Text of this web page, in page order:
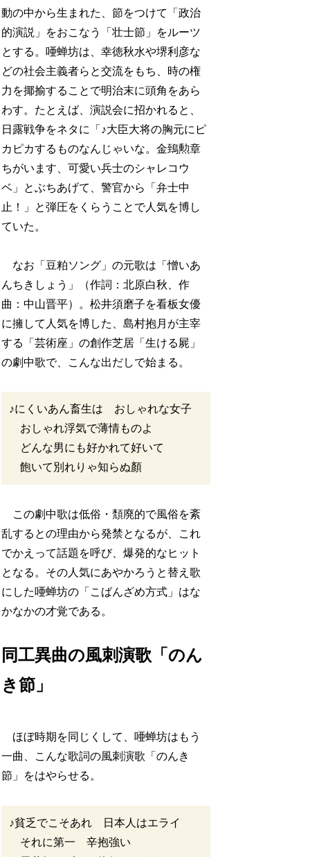
動の中から生まれた、節をつけて「政治
的演説」をおこなう「壮士節」をルーツ
とする。唖蝉坊は、幸徳秋水や堺利彦な
どの社会主義者らと交流をもち、時の権
力を揶揄することで明治末に頭角をあら
わす。たとえば、演説会に招かれると、
日露戦争をネタに「♪大臣大将の胸元にピ
カピカするものなんじゃいな。金鵄勲章
ちがいます、可愛い兵士のシャレコウ
ベ」とぶちあげて、警官から「弁士中
止！」と弾圧をくらうことで人気を博し
ていた。
なお「豆粕ソング」の元歌は「憎いあ
んちきしょう」（作詞：北原白秋、作
曲：中山晋平）。松井須磨子を看板女優
に擁して人気を博した、島村抱月が主宰
する「芸術座」の創作芝居「生ける屍」
の劇中歌で、こんな出だしで始まる。
♪にくいあん畜生は おしゃれな女子
おしゃれ浮気で薄情ものよ
どんな男にも好かれて好いて
飽いて別れりゃ知らぬ顏
この劇中歌は低俗・頽廃的で風俗を紊
乱するとの理由から発禁となるが、これ
でかえって話題を呼び、爆発的なヒット
となる。その人気にあやかろうと替え歌
にした唖蝉坊の「こばんざめ方式」はな
かなかの才覚である。
同工異曲の風刺演歌「のん
き節」
ほぼ時期を同じくして、唖蝉坊はもう
一曲、こんな歌詞の風刺演歌「のんき
節」をはやらせる。
♪貧乏でこそあれ 日本人はエライ
それに第一 辛抱強い